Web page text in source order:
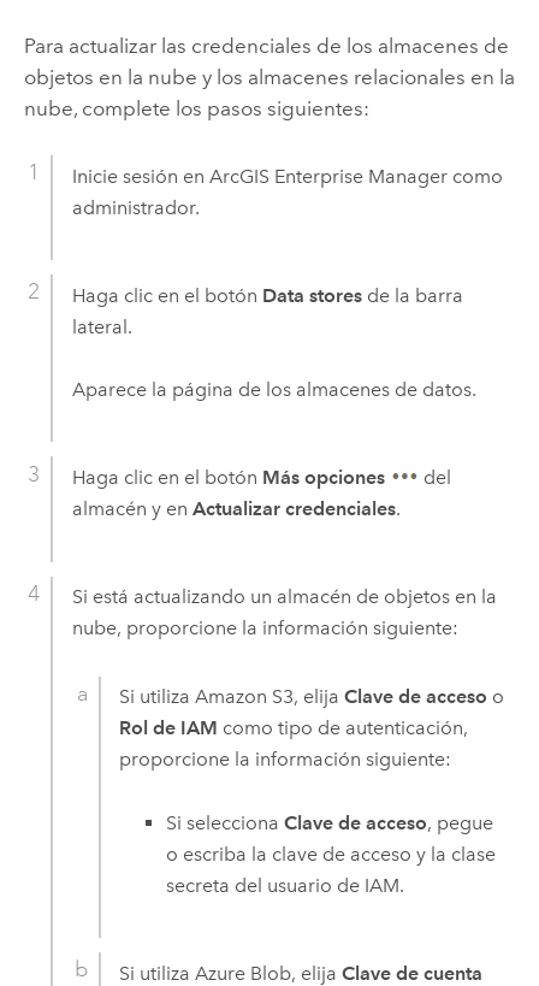
Para actualizar las credenciales de los almacenes de
objetos en la nube y los almacenes relacionales en la
nube, complete los pasos siguientes:
Inicie sesión en ArcGIS Enterprise Managercomo
administrador.
Haga clic en el botón Data storesde la barra
lateral.
Aparece la página de los almacenes de datos.
Haga clic en el botón Más opciones
del
almacén y en Actualizar credenciales.
Si está actualizando un almacén de objetos en la
nube, proporcione la información siguiente:
Si utilizaAmazon S3, elijaClave de acceso o
Rol de IAM como tipo de autenticación,
proporcione la información siguiente:
Si seleccionaClave de acceso, pegue
o escriba la clave de acceso y la clase
secreta del usuario de IAM.
Si utilizaAzure Blob, elijaClave de cuenta